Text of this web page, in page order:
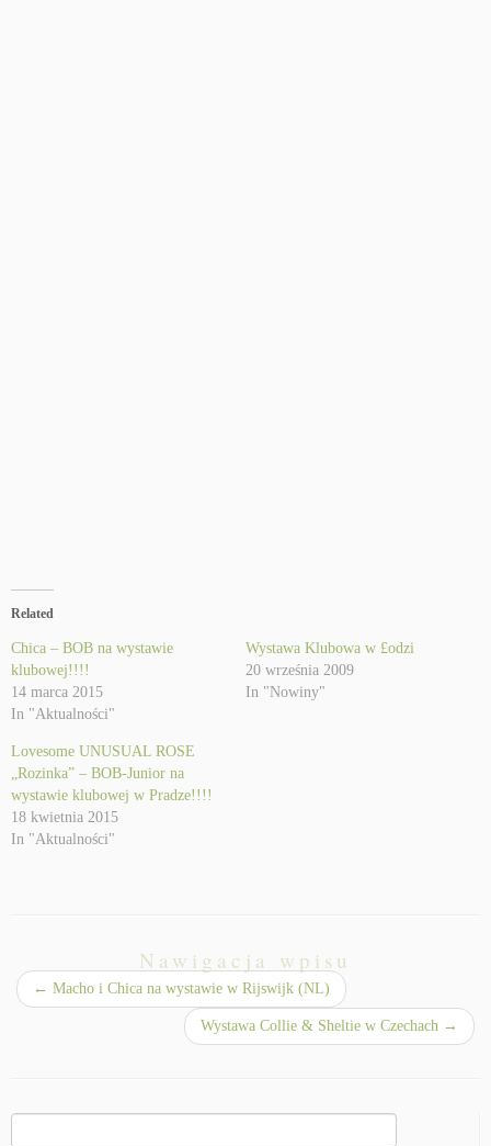
Related
Chica – BOB na wystawie
klubowej!!!!
14 marca 2015
In "Aktualności"
Wystawa Klubowa w £odzi
20 września 2009
In "Nowiny"
Lovesome UNUSUAL ROSE
„Rozinka” – BOB-Junior na
wystawie klubowej w Pradze!!!!
18 kwietnia 2015
In "Aktualności"
Nawigacja wpisu
← Macho i Chica na wystawie w Rijswijk (NL)
Wystawa Collie & Sheltie w Czechach →